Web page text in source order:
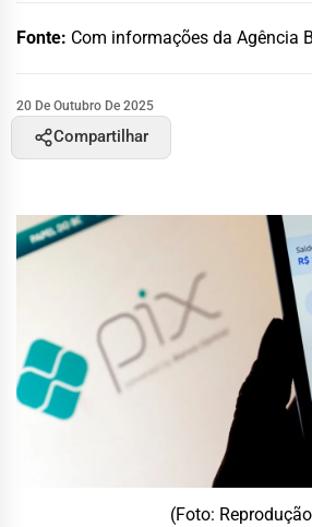
Fonte: Com informações da Agência
20 De Outubro De 2025
Compartilhar
(Foto: